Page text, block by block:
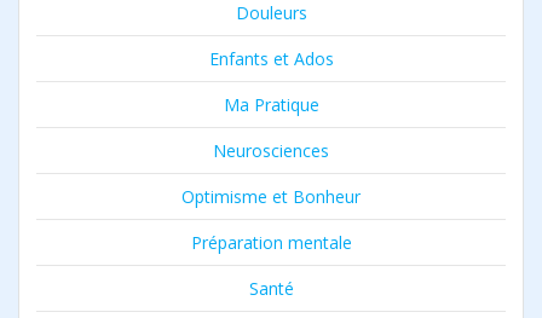
Douleurs
Enfants et Ados
Ma Pratique
Neurosciences
Optimisme et Bonheur
Préparation mentale
Santé